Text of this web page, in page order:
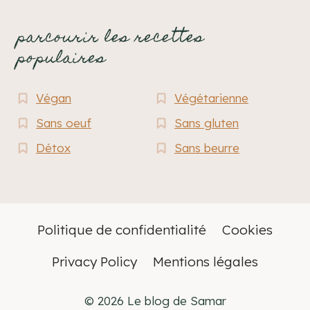
parcourir les recettes
populaires
Végan
Végétarienne
Sans oeuf
Sans gluten
Détox
Sans beurre
Politique de confidentialité
Cookies
Privacy Policy
Mentions légales
© 2026 Le blog de Samar